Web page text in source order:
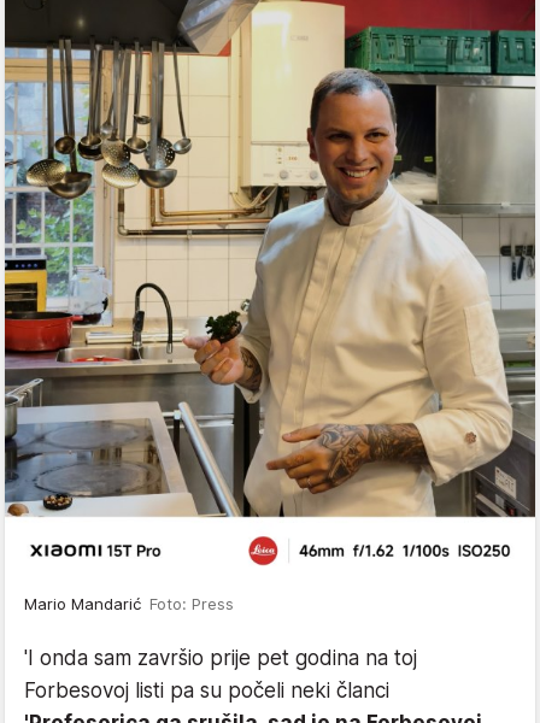
Mario Mandarić Foto: Press
'I onda sam završio prije pet godina na toj
Forbesovoj listi pa su počeli neki članci